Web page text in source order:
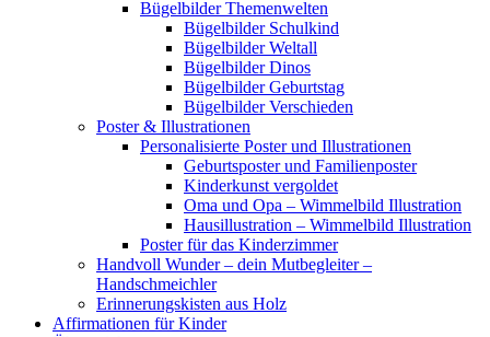
Bügelbilder Themenwelten
Bügelbilder Schulkind
Bügelbilder Weltall
Bügelbilder Dinos
Bügelbilder Geburtstag
Bügelbilder Verschieden
Poster & Illustrationen
Personalisierte Poster und Illustrationen
Geburtsposter und Familienposter
Kinderkunst vergoldet
Oma und Opa – Wimmelbild Illustration
Hausillustration – Wimmelbild Illustration
Poster für das Kinderzimmer
Handvoll Wunder – dein Mutbegleiter –
Handschmeichler
Erinnerungskisten aus Holz
Affirmationen für Kinder